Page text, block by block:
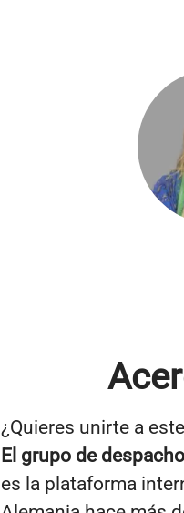
¿Quieres unirte a
El grupo de
es la plataforma